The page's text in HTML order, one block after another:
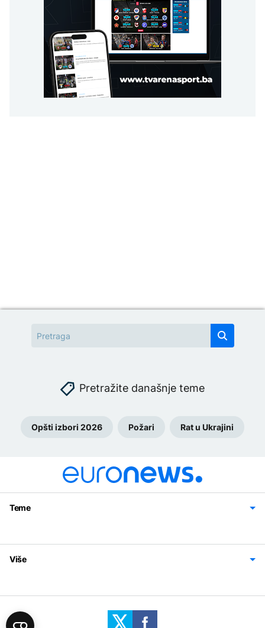
Pretražite današnje teme
Opšti izbori 2026 Požari Rat u Ukrajini
Teme
Svijet
Sport
Magazin
Više
Politika privatnosti
Uslovi korišćenja